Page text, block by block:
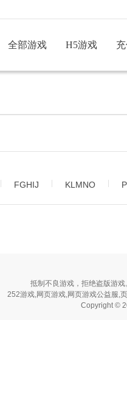
全部游戏 H5游戏
FGHIJ KLMNO
抵制不良游戏，拒绝盗版游
252游戏,网页游戏,网页游戏公益服,
Copyright ©